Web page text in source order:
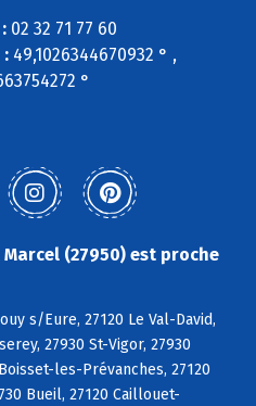
02 32 71 77 60
:49,1026344670932 ° ,
°
(27950) est proche
s/Eure, 27120 Le Val-David,
27930 St-Vigor, 27930
les-Prévanches, 27120
Bueil, 27120 Caillouet-